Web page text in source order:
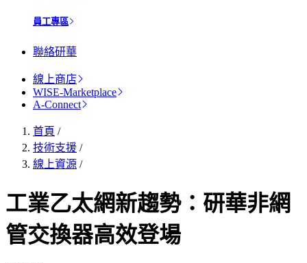
員工專區
聯絡研華
線上商店
WISE-Marketplace
A-Connect
首頁 /
技術支援 /
線上資源 /
工業乙太網新趨勢：研華非網
管交換器高效登場